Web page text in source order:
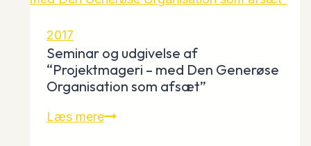
Skagen:
Spaces,
Film
+
2017
Seminar og udgivelse af
“Projektmageri – med Den Generøse
Organisation som afsæt”
Læs mereSeminar